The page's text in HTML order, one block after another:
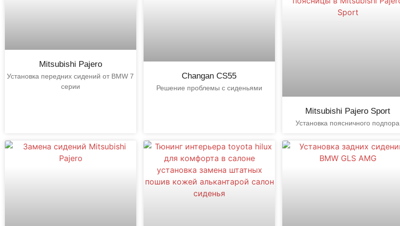
Mitsubishi Pajero​
Установка передних сидений от BMW 7
серии
Changan CS55
Решение проблемы с сиденьями
Mitsubishi Pajero Sport
Установка поясничного подпора